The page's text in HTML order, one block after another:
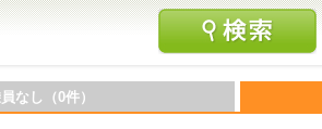
なし（0件）